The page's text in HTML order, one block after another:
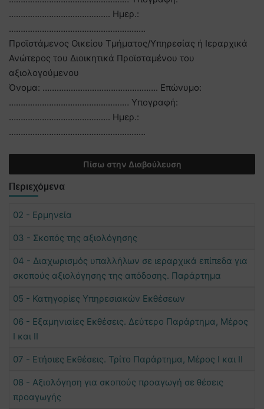
……………………………………. Ημερ.:
………………………………………………….
Προϊστάμενος Οικείου Τμήματος/Υπηρεσίας ή Ιεραρχικά
Ανώτερος του Διοικητικά Προϊσταμένου του
αξιολογούμενου
Όνομα: …………………………………………. Επώνυμο:
…………………………………………… Υπογραφή:
……………………………………. Ημερ.:
………………………………………………….
Πίσω στην Διαβούλευση
Περιεχόμενα
02 - Ερμηνεία
03 - Σκοπός της αξιολόγησης
04 - Διαχωρισμός υπαλλήλων σε ιεραρχικά επίπεδα για
σκοπούς αξιολόγησης της απόδοσης. Παράρτημα
05 - Κατηγορίες Υπηρεσιακών Εκθέσεων
06 - Εξαμηνιαίες Εκθέσεις. Δεύτερο Παράρτημα, Μέρος
Ι και ΙΙ
07 - Ετήσιες Εκθέσεις. Τρίτο Παράρτημα, Μέρος Ι και ΙΙ
08 - Αξιολόγηση για σκοπούς προαγωγή σε θέσεις
προαγωγής